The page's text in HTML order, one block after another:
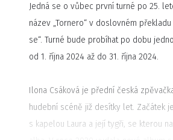
Jedná se o vůbec první turné po 25.
název „Tornero“ v doslovném překladu
se“. Turné bude probíhat po dobu
od 1. října 2024 až do 31. října 2024.
Ilona Csáková je přední česká
hudební scéně již desítky let. Začátek
s kapelou Laura a její tygři, se kterou